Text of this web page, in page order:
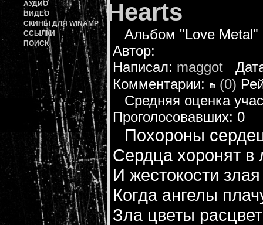
АУДИО
ВИДЕО
СКИНЫ ДЛЯ WINAMP
ССЫЛКИ
ПОИСК
Hearts
Альбом "Love Metal"
Автор:
Написал: maggot
Комментарии:
(0)
Средняя оценка
Проголосовавших: 0
Похороны
Сердца хоронят в
И жестокости
Когда ангелы
Зла цветы